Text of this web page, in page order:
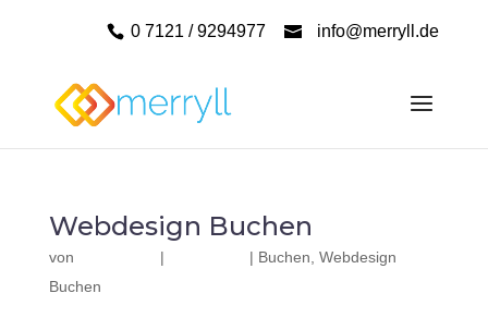
0 7121 / 9294977 info@merryll.de
Webdesign Buchen
von | | Buchen Webdesign
Buchen